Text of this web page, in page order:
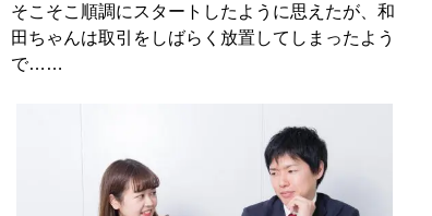
そこそこ順調にスタートしたように思えたが、和
田ちゃんは取引をしばらく放置してしまったよう
で……